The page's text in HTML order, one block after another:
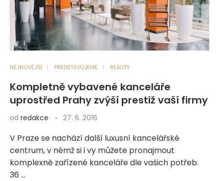
NEJNOVĚJŠÍ PŘEDSTAVUJEME REALITY
Kompletně vybavené kanceláře
uprostřed Prahy zvýší prestiž vaší firmy
od redakce 27. 6. 2016
V Praze se nachází další luxusní kancelářské
centrum, v němž si i vy můžete pronajmout
komplexně zařízené kanceláře dle vašich potřeb.
36 …